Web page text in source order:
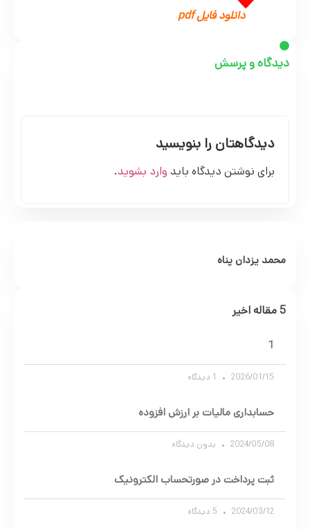
دانلود فایل pdf
دیدگاه و پرسش
دیدگاهتان را بنویسید
برای نوشتن دیدگاه باید وارد بشوید.
محمد یزدان پناه
5 مقاله اخیر
1
2026/01/15
حسابداری مالیات بر ارزش افزوده
2024/05/08 بدون دیدگاه
ثبت پرداخت در صورتحساب الکترونیک
2024/03/12